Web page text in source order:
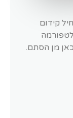
קידום
מן הסתם.